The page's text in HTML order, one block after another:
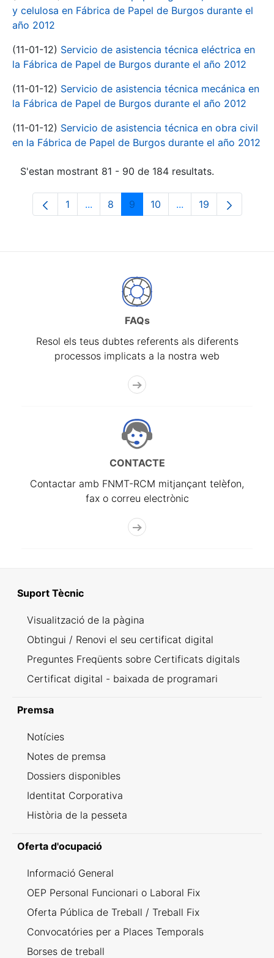
y celulosa en Fábrica de Papel de Burgos durante el
año 2012
(11-01-12) Servicio de asistencia técnica eléctrica en
la Fábrica de Papel de Burgos durante el año 2012
(11-01-12) Servicio de asistencia técnica mecánica en
la Fábrica de Papel de Burgos durante el año 2012
(11-01-12) Servicio de asistencia técnica en obra civil
en la Fábrica de Papel de Burgos durante el año 2012
S'estan mostrant 81 - 90 de 184 resultats.
Pàgina
1 ...Pàgines intermèdies Utilitzeu TAB per
Pàgina
8 Pàgina
9 Pàgina
10 ...PàginesPàgina
19
FAQs
Resol els teus dubtes referents als diferents
processos implicats a la nostra web
CONTACTE
Contactar amb FNMT-RCM mitjançant telèfon,
fax o correu electrònic
Suport Tècnic
Visualització de la pàgina
Obtingui / Renovi el seu certificat digital
Preguntes Freqüents sobre Certificats digitals
Certificat digital - baixada de programari
Premsa
Notícies
Notes de premsa
Dossiers disponibles
Identitat Corporativa
Història de la pesseta
Oferta d'ocupació
Informació General
OEP Personal Funcionari o Laboral Fix
Oferta Pública de Treball / Treball Fix
Convocatóries per a Places Temporals
Borses de treball